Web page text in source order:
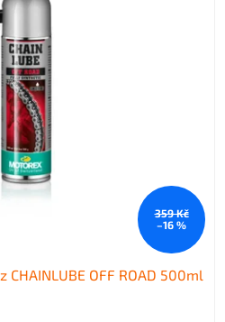
359 Kč
–16 %
OFF ROAD 500ml